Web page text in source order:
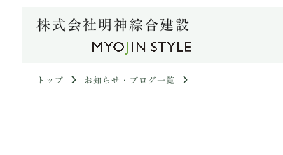
株式会社明神綜合建設
トップ お知らせ・ブログ一覧